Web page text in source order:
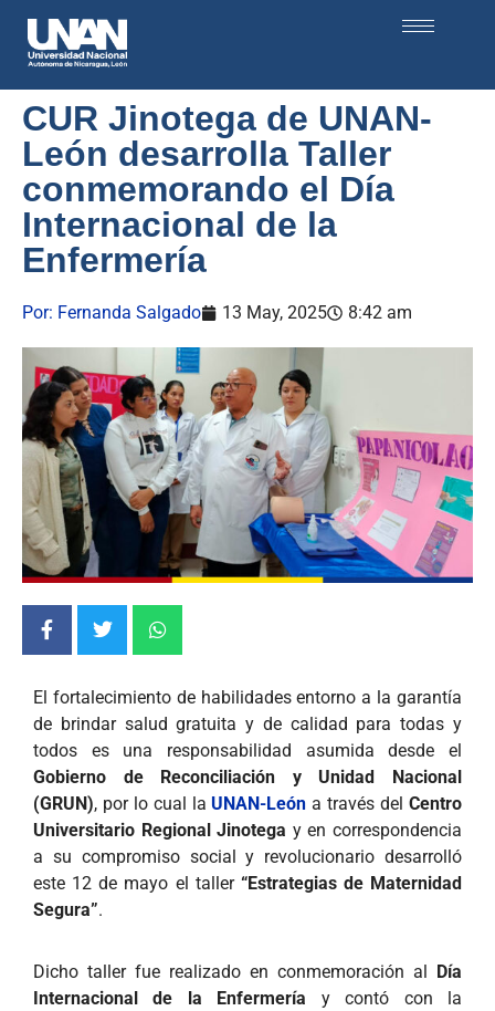
CUR Jinotega de UNAN-
León desarrolla Taller
conmemorando el Día
Internacional de la
Enfermería
Por: Fernanda Salgado 13 May, 2025 8:42 am
El fortalecimiento de habilidades entorno a la garantía
de brindar salud gratuita y de calidad para todas y
todos es una responsabilidad asumida desde el
Gobierno de Reconciliación y Unidad Nacional
(GRUN), por lo cual laUNAN-León a través delCentro
Universitario Regional Jinotega y en correspondencia
a su compromiso social y revolucionario desarrolló
este 12 de mayo el taller “Estrategias de Maternidad
Segura”.
Dicho taller fue realizado en conmemoración al
Día
Internacional de la Enfermería y contó con la